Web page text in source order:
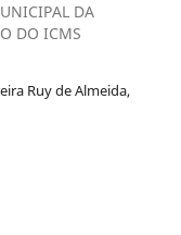
DA
DO ICMS
Ruy de Almeida,